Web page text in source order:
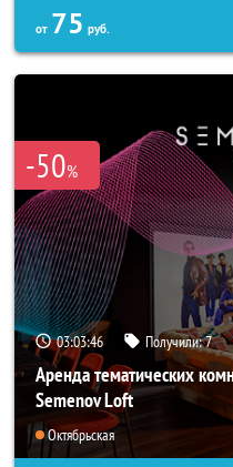
от 75 руб.
-50%
03:03:42 Получили:7
Аренда тематических
Semenov Loft
Октябрьская